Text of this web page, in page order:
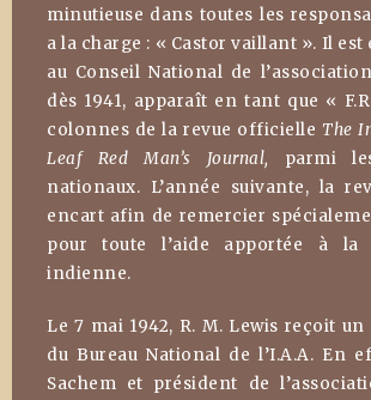
minutieuse dans toutes les
a la charge : « Castor vaillant ». Il
au Conseil National de
dès 1941, apparaît en tant que «
colonnes de la revue officielle The
Leaf Red Man’s Journal, parmi
nationaux. L’année suivante, la
encart afin de remercier
pour toute l’aide apportée à la
indienne.
Le 7 mai 1942, R. M. Lewis reçoit
du Bureau National de l’I.A.A. En
Sachem et président de